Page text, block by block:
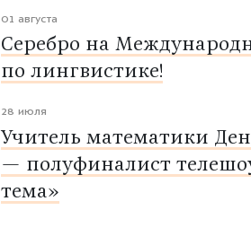
01 августа
Серебро на
по лингвистике!
28 июля
Учитель математики
— полуфиналист
тема»